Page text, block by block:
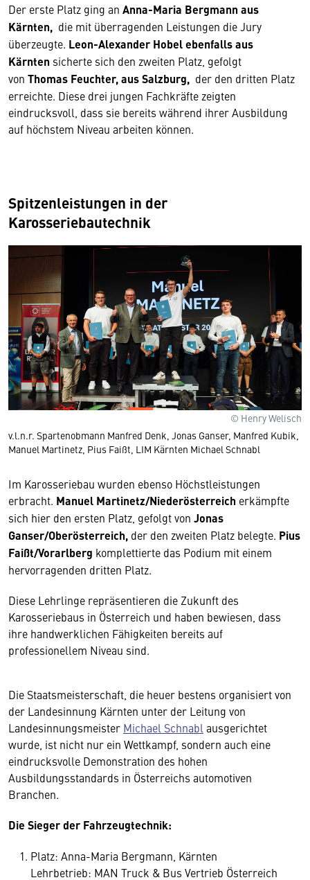
Der erste Platz ging an Anna-Maria Bergmann aus
Kärnten, die mit überragenden Leistungen die Jury
überzeugte. Leon-Alexander Hobel ebenfalls aus
Kärnten sicherte sich den zweiten Platz, gefolgt
von Thomas Feuchter, aus Salzburg, der den dritten Platz
erreichte. Diese drei jungen Fachkräfte zeigten
eindrucksvoll, dass sie bereits während ihrer Ausbildung
auf höchstem Niveau arbeiten können.
Spitzenleistungen in der
Karosseriebautechnik
© Henry Welisch
v.l.n.r. Spartenobmann Manfred Denk, Jonas Ganser, Manfred Kubik,
Manuel Martinetz, Pius Faißt, LIM Kärnten Michael Schnabl
Im Karosseriebau wurden ebenso Höchstleistungen
erbracht. Manuel Martinetz/Niederösterreich erkämpfte
sich hier den ersten Platz, gefolgt von Jonas
Ganser/Oberösterreich, der den zweiten Platz belegte. Pius
Faißt/Vorarlberg komplettierte das Podium mit einem
hervorragenden dritten Platz.
Diese Lehrlinge repräsentieren die Zukunft des
Karosseriebaus in Österreich und haben bewiesen, dass
ihre handwerklichen Fähigkeiten bereits auf
professionellem Niveau sind.
Die Staatsmeisterschaft, die heuer bestens organisiert von
der Landesinnung Kärnten unter der Leitung von
Landesinnungsmeister Michael Schnabl ausgerichtet
wurde, ist nicht nur ein Wettkampf, sondern auch eine
eindrucksvolle Demonstration des hohen
Ausbildungsstandards in Österreichs automotiven
Branchen.
Die Sieger der Fahrzeugtechnik:
Platz: Anna-Maria Bergmann, Kärnten
Lehrbetrieb: MAN Truck & Bus Vertrieb Österreich